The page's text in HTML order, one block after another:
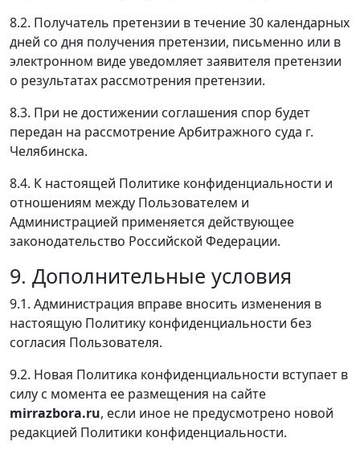
8.2. Получатель претензии в течение 30 календарных
дней со дня получения претензии, письменно или в
электронном виде уведомляет заявителя претензии
о результатах рассмотрения претензии.
8.3. При не достижении соглашения спор будет
передан на рассмотрение Арбитражного суда г.
Челябинска.
8.4. К настоящей Политике конфиденциальности и
отношениям между Пользователем и
Администрацией применяется действующее
законодательство Российской Федерации.
9. Дополнительные условия
9.1. Администрация вправе вносить изменения в
настоящую Политику конфиденциальности без
согласия Пользователя.
9.2. Новая Политика конфиденциальности вступает в
силу с момента ее размещения на сайте
mirrazbora.ru, если иное не предусмотрено новой
редакцией Политики конфиденциальности.